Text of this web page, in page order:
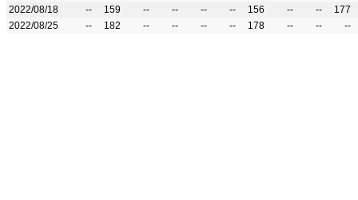
2022/08/18
-- 159 -- -- -- -- 156 -- --
177
2022/08/25
-- 182 -- -- -- -- 178 -- -- --